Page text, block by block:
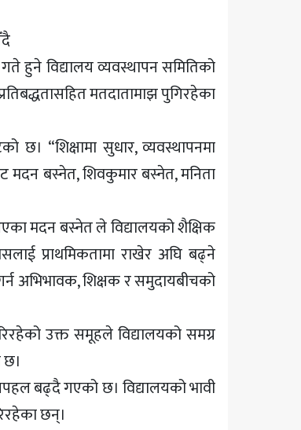
हुने विद्यालय व्यवस्थापन समितिको
मतदातामाझ पुगिरहेका
छ। “शिक्षामा सुधार, व्यवस्थापनमा
मदन बस्नेत, शिवकुमार बस्नेत, मनिता
मदन बस्नेत ले विद्यालयको शैक्षिक
प्राथमिकतामा राखेर अघि बढ्ने
अभिभावक, शिक्षक र समुदायबीचको
गरिरहेको उक्त समूहले विद्यालयको समग्र
बढ्दै गएको छ। विद्यालयको भावी
छन्।